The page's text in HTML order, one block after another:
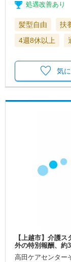
処遇改善あり
髪型自由 扶
4週8休以上
気
【上越市】介護
外の特別報酬、約
高田ケアセンター